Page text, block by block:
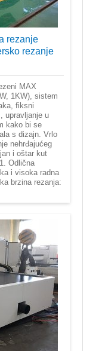
rezanje
rezanje
MAX
1KW), sistem
fiksni
upravljanje u
kako bi se
s dizajn. Vrlo
nehrđajućeg
i oštar kut
Odlična
i visoka radna
brzina rezanja: